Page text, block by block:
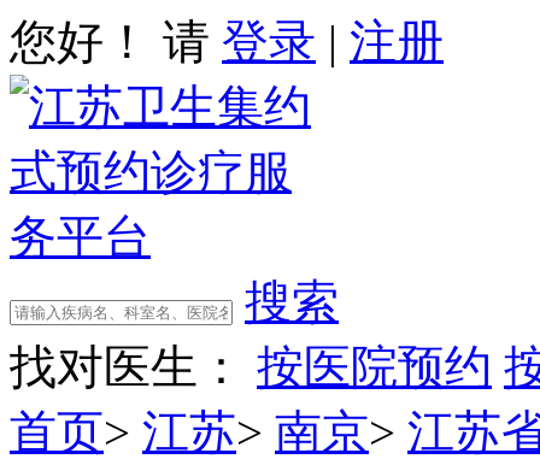
您好！ 请 登录 | 注册
搜索
找对医生：
按医院预约
首页> 江苏> 南京> 江苏